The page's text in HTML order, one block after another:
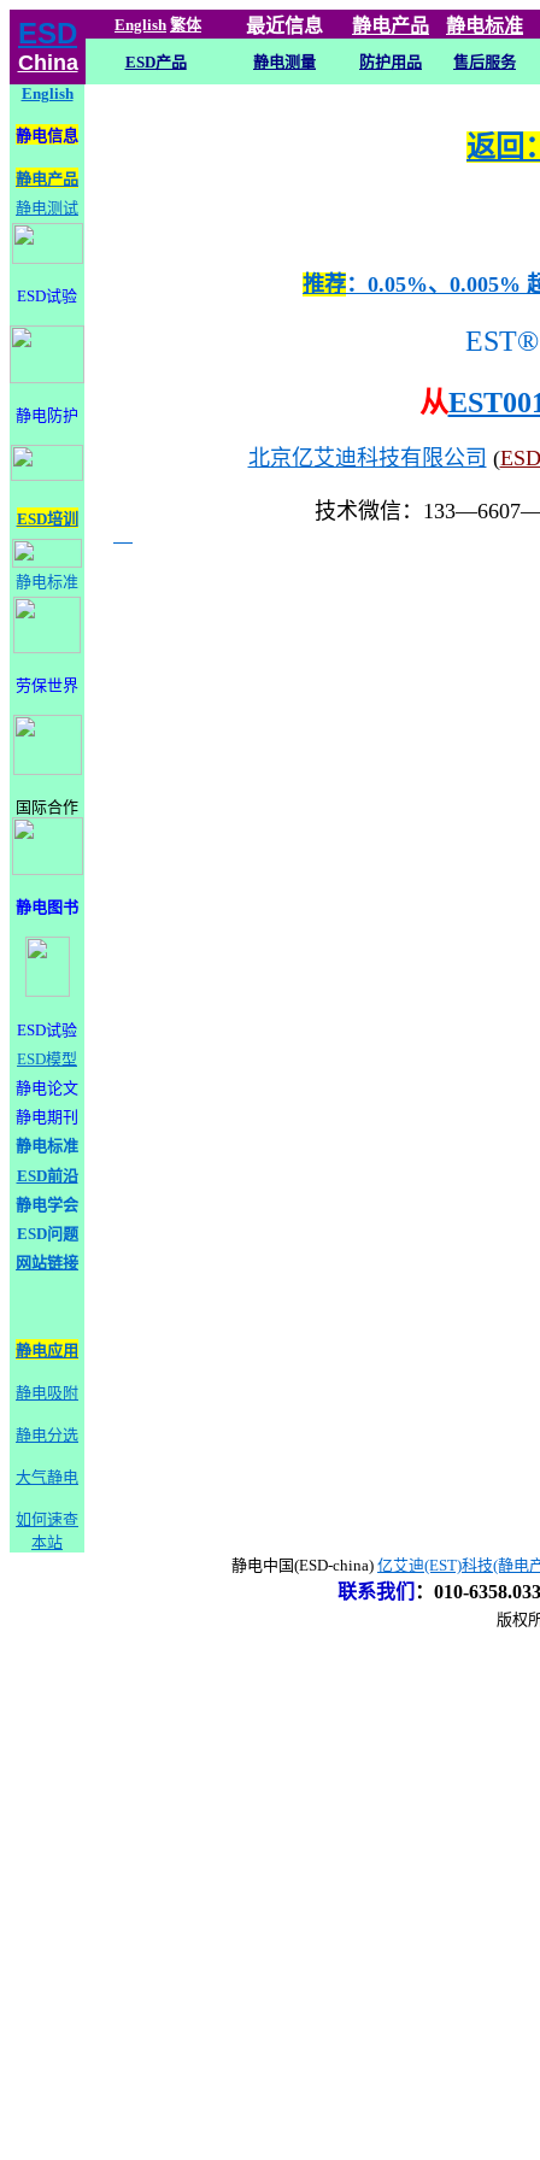
ESD
China
English 繁体 最近信息 静电产品 静电标准
ESD产品 静电测量 防护用品
售后服务
English
静电信息
静电产品
静电测试
ESD试验
静电防护
ESD培训
静电标准
劳保世界
国际合作
静电图书
ESD试验
ESD模型
静电论文
静电期刊
静电标准
ESD前沿
静电学会
ESD问题
网站链接
静电应用
静电吸附
静电分选
大气静电
如何速查
本站
返回
推荐：0.05%、0.005%
EST®
从
北京亿艾迪科技有限公司 (
技术微信：
静电中国(ESD-china) 亿艾迪(EST)科技(静电
联系我们 ： 010-
版权